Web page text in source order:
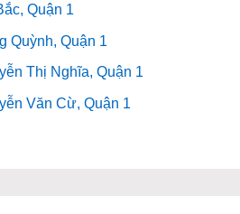
Quận 1
Quỳnh, Quận 1
Thị Nghĩa, Quận 1
Văn Cừ, Quận 1